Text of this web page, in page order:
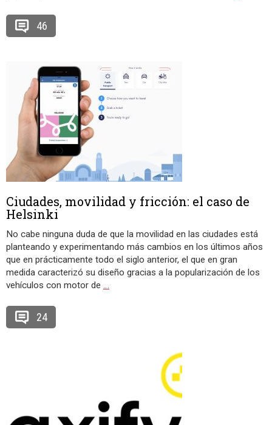
46
Ciudades, movilidad y fricción: el caso de
Helsinki
No cabe ninguna duda de que la movilidad en las ciudades está
planteando y experimentando más cambios en los últimos años
que en prácticamente todo el siglo anterior, el que en gran
medida caracterizó su diseño gracias a la popularización de los
vehículos con motor de …
24